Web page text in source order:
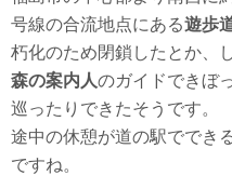
号線の合流地点にある遊歩
朽化のため閉鎖したとか、
森の案内人のガイドできぼ
巡ったりできたそうです。
途中の休憩が道の駅ででき
ですね。